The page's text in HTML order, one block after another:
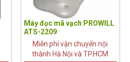
Máy đọc mã vạch PROWILL
ATS-2209
Miễn phí vận chuyển nội
thành Hà Nội và TP.HCM